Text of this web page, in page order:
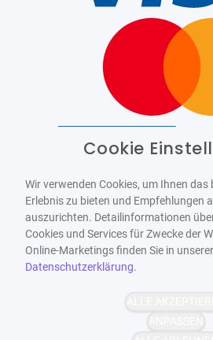
WCAG-2.1-AA
Cookie
Wir verwenden Cookies, um Ihnen
Erlebnis zu bieten und Empfehlungen
auszurichten. Detailinformationen
Cookies und Services für Zwecke der
Online-Marketings finden Sie in unserer
Datenschutzerklärung.
ALLE
ANPASSEN